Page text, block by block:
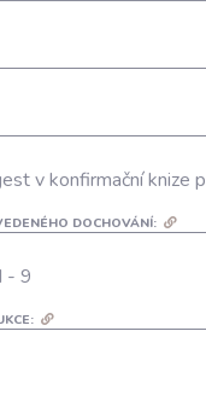
v konfirmační knize
DOCHOVÁNÍ:
- 9